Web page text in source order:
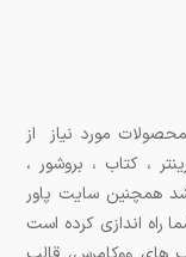
مورد نیاز از
، کتاب ، بروشور ،
همچنین سایت پاور
راه اندازی کرده است